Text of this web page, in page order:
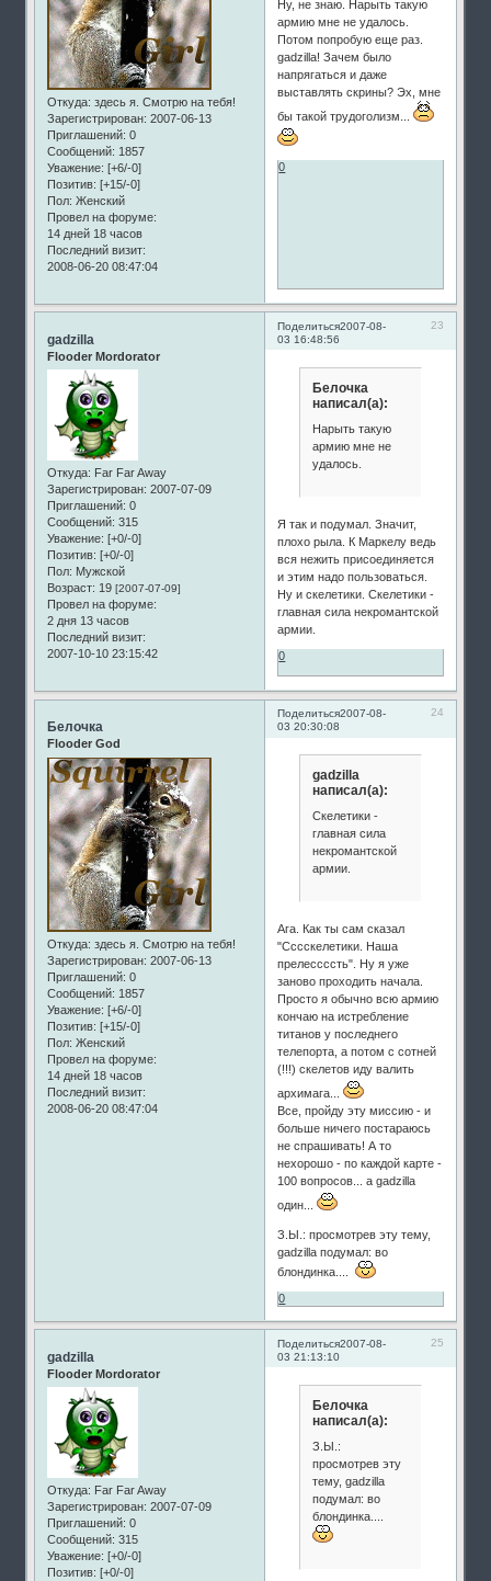
Откуда: здесь я. Смотрю на тебя!
Зарегистрирован: 2007-06-13
Приглашений: 0
Сообщений: 1857
Уважение: [+6/-0]
Позитив: [+15/-0]
Пол: Женский
Провел на форуме:
14 дней 18 часов
Последний визит:
2008-06-20 08:47:04
Ну, не знаю. Нарыть такую
армию мне не удалось.
Потом попробую еще раз.
gadzilla! Зачем было
напрягаться и даже
выставлять скрины? Эх, мне
бы такой трудоголизм...
0
Поделиться 23
2007-08-
03 16:48:56
gadzilla
Flooder Mordorator
Откуда: Far Far Away
Зарегистрирован: 2007-07-09
Приглашений: 0
Сообщений: 315
Уважение: [+0/-0]
Позитив: [+0/-0]
Пол: Мужской
Возраст: 19[2007-07-09]
Провел на форуме:
2 дня 13 часов
Последний визит:
2007-10-10 23:15:42
Белочка
написал(а):
Нарыть такую
армию мне не
удалось.
Я так и подумал. Значит,
плохо рыла. К Маркелу ведь
вся нежить присоединяется
и этим надо пользоваться.
Ну и скелетики. Скелетики -
главная сила некромантской
армии.
0
Поделиться 24
2007-08-
03 20:30:08
Белочка
Flooder God
Откуда: здесь я. Смотрю на тебя!
Зарегистрирован: 2007-06-13
Приглашений: 0
Сообщений: 1857
Уважение: [+6/-0]
Позитив: [+15/-0]
Пол: Женский
Провел на форуме:
14 дней 18 часов
Последний визит:
2008-06-20 08:47:04
gadzilla
написал(а):
Скелетики -
главная сила
некромантской
армии.
Ага. Как ты сам сказал
"Сссскелетики. Наша
прелессссть". Ну я уже
заново проходить начала.
Просто я обычно всю армию
кончаю на истребление
титанов у последнего
телепорта, а потом с сотней
(!!!) скелетов иду валить
архимага...
Все, пройду эту миссию - и
больше ничего постараюсь
не спрашивать! А то
нехорошо - по каждой карте -
100 вопросов... а gadzilla
один...
З.Ы.: просмотрев эту тему,
gadzilla подумал: во
блондинка....
0
Поделиться 25
2007-08-
03 21:13:10
gadzilla
Flooder Mordorator
Откуда: Far Far Away
Зарегистрирован: 2007-07-09
Приглашений: 0
Сообщений: 315
Уважение: [+0/-0]
Позитив: [+0/-0]
Белочка
написал(а):
З.Ы.:
просмотрев эту
тему, gadzilla
подумал: во
блондинка....